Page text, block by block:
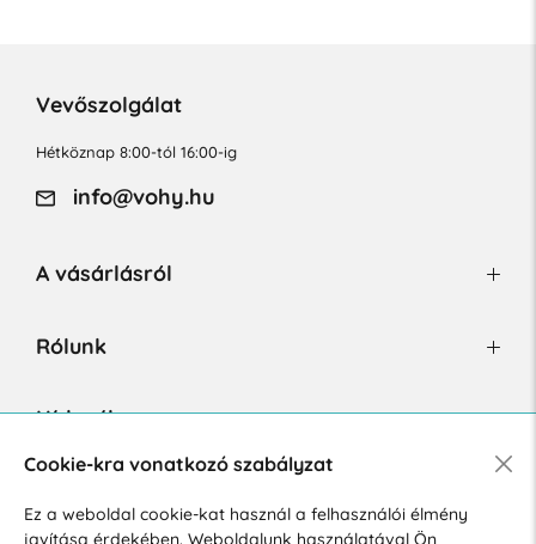
Vevőszolgálat
Hétköznap 8:00-tól 16:00-ig
info@vohy.hu
A vásárlásról
Rólunk
Hírlevél
Hozzájárulok a személyes adatok marketing célú kezeléséhez.
Cookie-kra vonatkozó szabályzat
Ez a weboldal cookie-kat használ a felhasználói élmény
javítása érdekében. Weboldalunk használatával Ön